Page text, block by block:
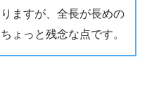
ますが、全長が長めの
ょっと残念な点です。